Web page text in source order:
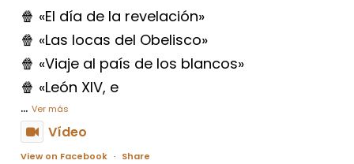
🍿 «El día de la revelación»
🍿 «Las locas del Obelisco»
🍿 «Viaje al país de los blancos»
🍿 «León XIV, e
... Ver más
Vídeo
View on Facebook · Share